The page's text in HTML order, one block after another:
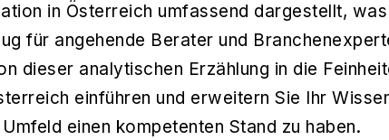
in Österreich umfassend dargestellt,
für angehende Berater und
dieser analytischen Erzählung in die
einführen und erweitern Sie Ihr
einen kompetenten Stand zu haben.